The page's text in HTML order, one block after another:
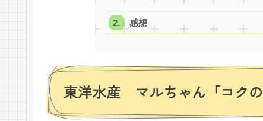
感想
東洋水産 マルちゃん「コクの